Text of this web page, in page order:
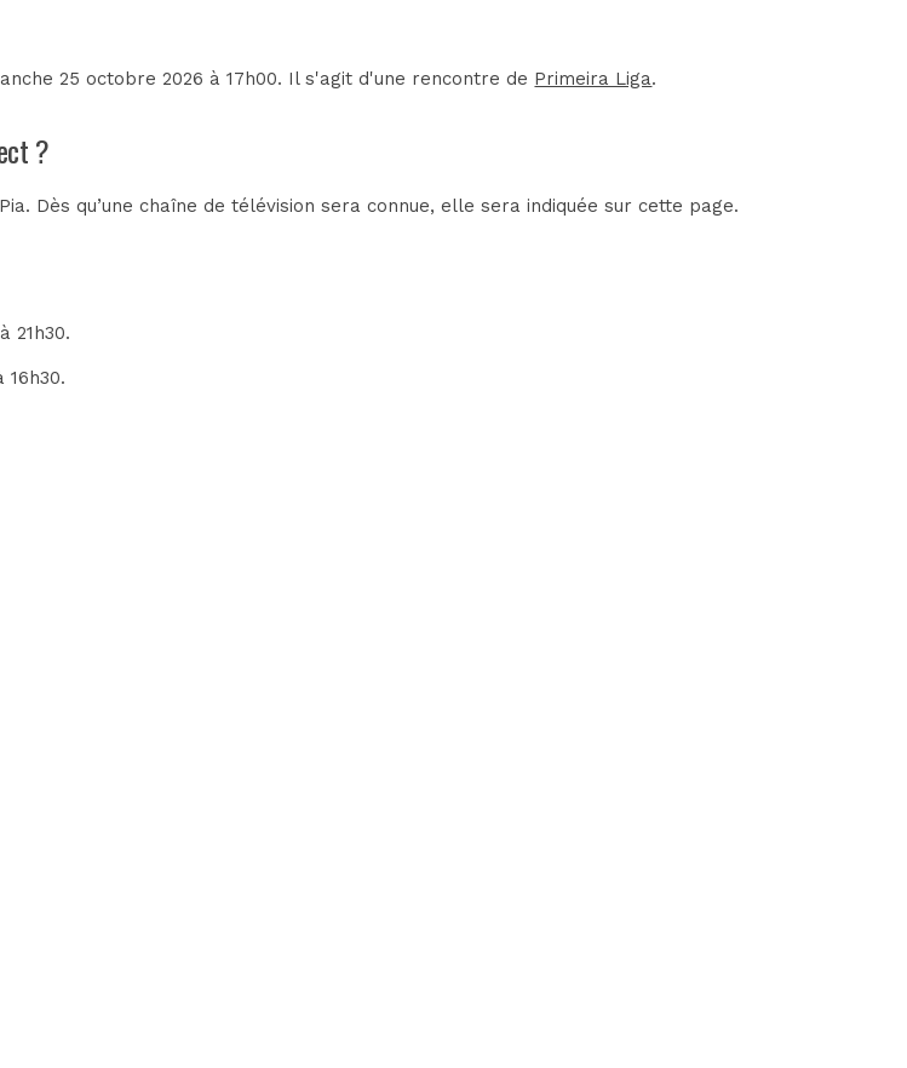
25 octobre 2026 à 17h00. Il s'agit d'une rencontre de Primeira Liga.
?
Dès qu’une chaîne de télévision sera connue, elle sera indiquée sur cette page.
21h30.
16h30.